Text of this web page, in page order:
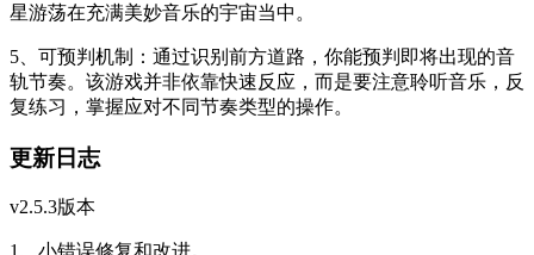
星游荡在充满美妙音乐的宇宙当中。
5、可预判机制：通过识别前方道路，你能预判即将出现的音
轨节奏。该游戏并非依靠快速反应，而是要注意聆听音乐，反
复练习，掌握应对不同节奏类型的操作。
更新日志
v2.5.3版本